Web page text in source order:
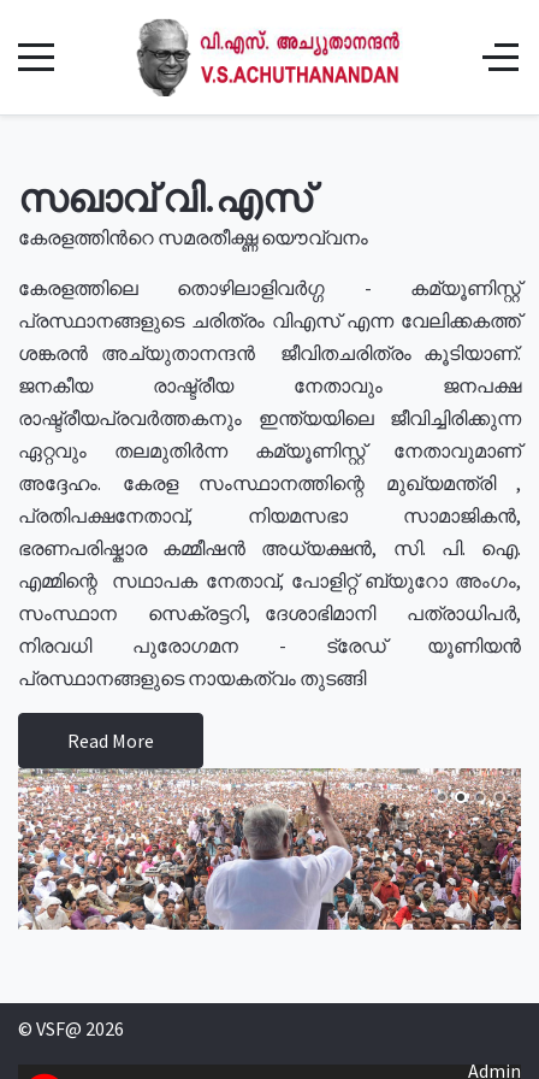
സഖാവ് വി.എസ്
കേരളത്തിൻറെ സമരതീക്ഷ്ണ യൌവ്വനം
കേരളത്തിലെ തൊഴിലാളിവർഗ്ഗ - കമ്യൂണിസ്റ്റ്
പ്രസ്ഥാനങ്ങളുടെ ചരിത്രം വിഎസ് എന്ന വേലിക്കകത്ത്
ശങ്കരൻ അച്യുതാനന്ദൻ ജീവിതചരിത്രം കൂടിയാണ്.
ജനകീയ രാഷ്ട്രീയ നേതാവും ജനപക്ഷ
രാഷ്ട്രീയപ്രവർത്തകനും ഇന്ത്യയിലെ ജീവിച്ചിരിക്കുന്ന
ഏറ്റവും തലമുതിർന്ന കമ്യൂണിസ്റ്റ് നേതാവുമാണ്
അദ്ദേഹം. കേരള സംസ്ഥാനത്തിന്റെ മുഖ്യമന്ത്രി ,
പ്രതിപക്ഷനേതാവ്, നിയമസഭാ സാമാജികൻ,
ഭരണപരിഷ്കാര കമ്മീഷൻ അധ്യക്ഷൻ, സി. പി. ഐ.
എമ്മിന്റെ സഥാപക നേതാവ്, പോളിറ്റ് ബ്യുറോ അംഗം,
സംസ്ഥാന സെക്രട്ടറി, ദേശാഭിമാനി പത്രാധിപർ,
നിരവധി പുരോഗമന - ട്രേഡ് യൂണിയൻ
പ്രസ്ഥാനങ്ങളുടെ നായകത്വം തുടങ്ങി
Read More
© VSF@ 2026
Admin